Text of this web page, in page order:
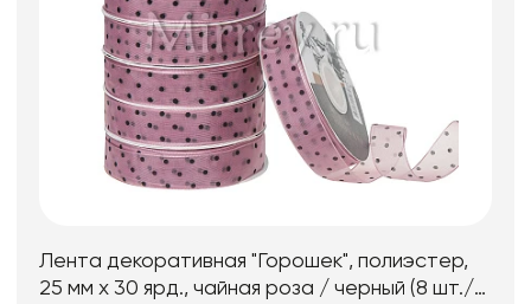
Лента декоративная "Горошек", полиэстер,
25 мм х 30 ярд., чайная роза / черный (8 шт./